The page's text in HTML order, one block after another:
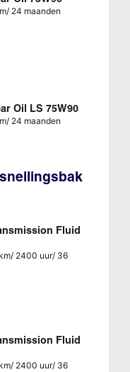
24 maanden
Oil LS 75W90
24 maanden
Fluid
2400 uur/ 36
Fluid
2400 uur/ 36